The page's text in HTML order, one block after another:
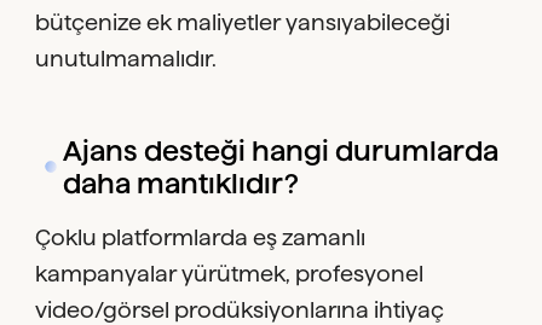
bütçenize ek maliyetler yansıyabileceği
unutulmamalıdır.
Ajans desteği hangi durumlarda
daha mantıklıdır?
Çoklu platformlarda eş zamanlı
kampanyalar yürütmek, profesyonel
video/görsel prodüksiyonlarına ihtiyaç